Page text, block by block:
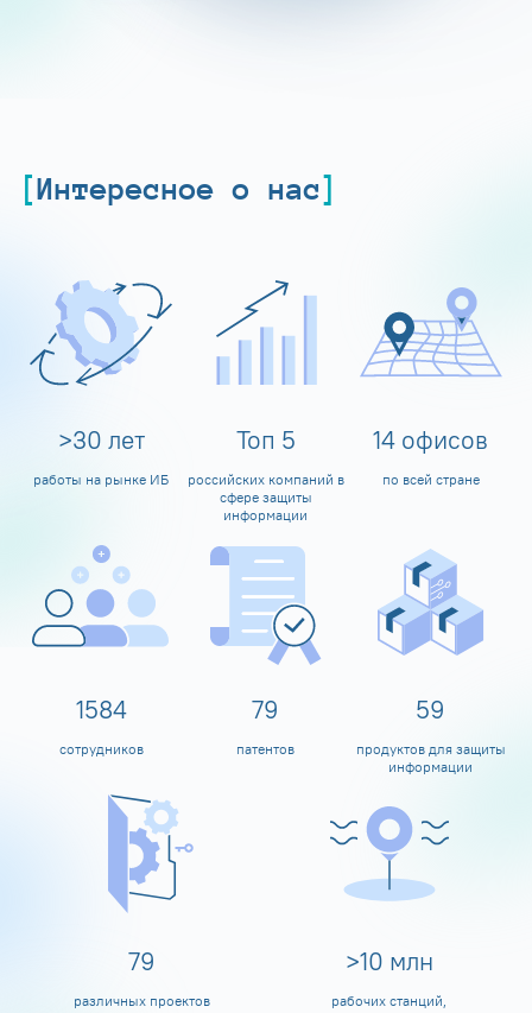
Интересное о нас
>30 лет
работы на рынке ИБ
Топ 5
российских компаний в
сфере защиты
информации
14 офисов
по всей стране
1600
сотрудников
80
патентов
60
продуктов для защиты
информации
80
различных проектов
>10 млн
рабочих станций,